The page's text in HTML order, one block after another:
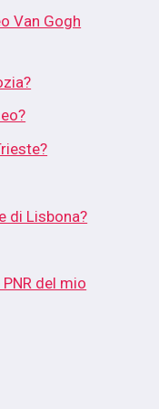
Van Gogh
di Lisbona?
del mio